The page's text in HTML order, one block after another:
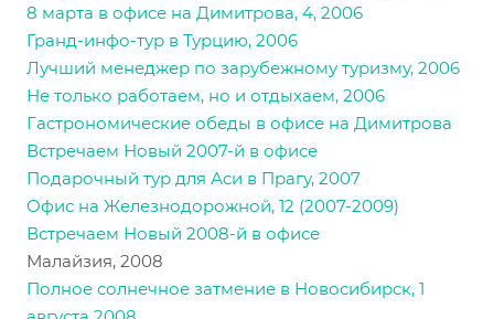
8 марта в офисе на Димитрова, 4, 2006
Гранд-инфо-тур в Турцию, 2006
Лучший менеджер по зарубежному туризму, 2006
Не только работаем, но и отдыхаем, 2006
Гастрономические обеды в офисе на Димитрова
Встречаем Новый 2007-й в офисе
Подарочный тур для Аси в Прагу, 2007
Офис на Железнодорожной, 12 (2007-2009)
Встречаем Новый 2008-й в офисе
Малайзия, 2008
Полное солнечное затмение в Новосибирск, 1